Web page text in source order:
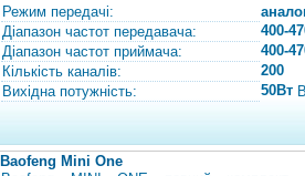
Режим передачі:
Діапазон частот передавача:
400-
Діапазон частот приймача:
400-
Кількість каналів:
200
Вихідна потужність:
50Вт
Baofeng Mini One